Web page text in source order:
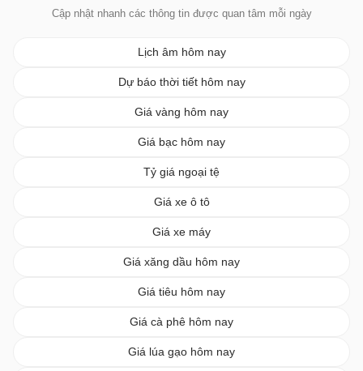
Cập nhật nhanh các thông tin được quan tâm mỗi ngày
Lịch âm hôm nay
Dự báo thời tiết hôm nay
Giá vàng hôm nay
Giá bạc hôm nay
Tỷ giá ngoại tệ
Giá xe ô tô
Giá xe máy
Giá xăng dầu hôm nay
Giá tiêu hôm nay
Giá cà phê hôm nay
Giá lúa gạo hôm nay